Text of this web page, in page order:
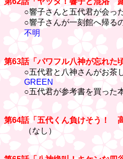
○響子さんと五代君が会っ
○響子さんが一刻館へ帰る
不明
第63話「パワフル八神が忘れた
○五代君と八神さんがお茶
GREEN
○五代君が参考書を買った
第64話「五代くん負けそう！
（なし）